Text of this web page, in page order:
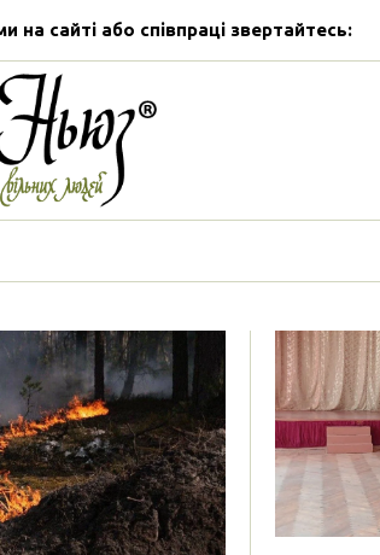
на сайті або співпраці звертайтесь: